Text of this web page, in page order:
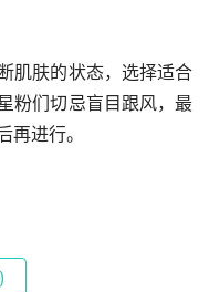
肌肤的状态，选择适合
粉们切忌盲目跟风，最
进行。
)